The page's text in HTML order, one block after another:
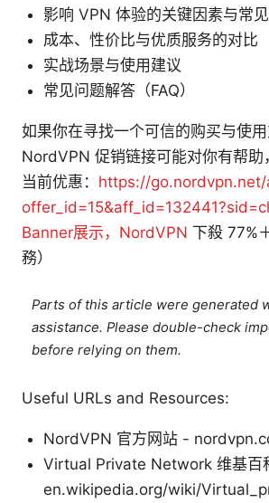
影响 VPN 体验的关键因素与常
成本、性价比与优质服务的对比
实战场景与使用建议
常见问题解答（FAQ）
如果你在寻找一个可信的购买与使
NordVPN 促销链接可能对你有帮助
当前优惠： https://go.nordvpn.net/
Banner展示，NordVPN 下殺 77%
務）
Parts of this article were generated
assistance. Please double-check
before relying on them.
Useful URLs and Resources:
NordVPN 官方网站 -
Virtual Private Network 维基百
en.wikipedia.org/wiki/